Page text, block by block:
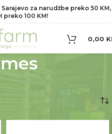
za narudžbe preko 50 KM,
preko 100 KM!
0,00